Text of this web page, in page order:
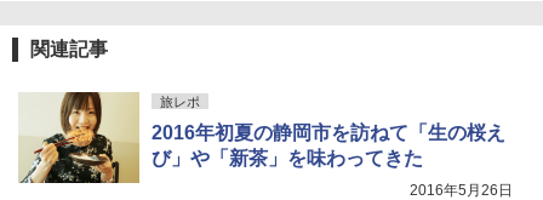
関連記事
旅レポ
2016年初夏の静岡市を訪ねて「生の桜え
び」や「新茶」を味わってきた
2016年5月26日